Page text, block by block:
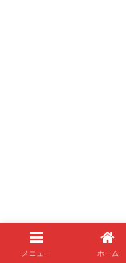
メニュー ホーム